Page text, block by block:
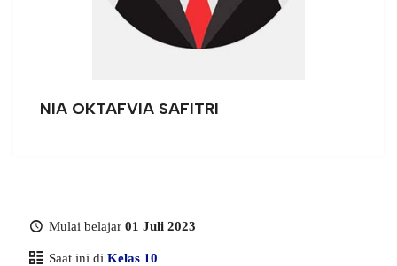
NIA OKTAFVIA SAFITRI
Mulai belajar 01 Juli 2023
Saat ini di Kelas 10